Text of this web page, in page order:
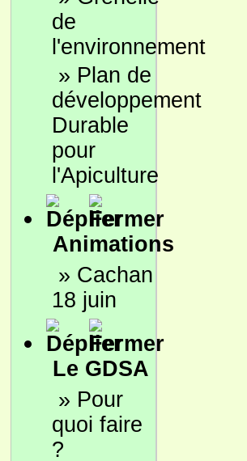
de
l'environnement
» Plan de
développement
Durable
pour
l'Apiculture
Animations
» Cachan
18 juin
Le GDSA
» Pour
quoi faire
?